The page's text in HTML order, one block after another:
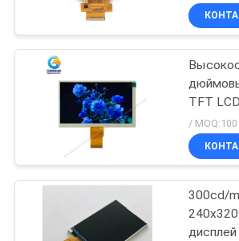
TFT
битным
/
300cd/
240x320
дисплей